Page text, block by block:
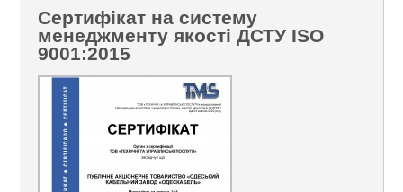
Сертифікат на систему
менеджменту якості ДСТУ ISO
9001:2015